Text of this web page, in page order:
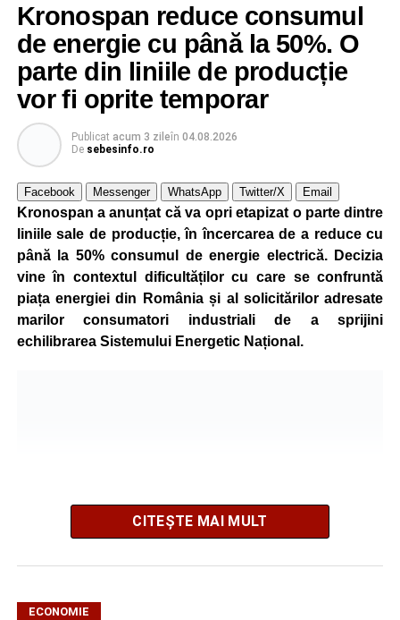
Kronospan reduce consumul
de energie cu până la 50%. O
parte din liniile de producție
vor fi oprite temporar
Publicat acum 3 zileîn 04.08.2026
De sebesinfo.ro
Facebook Messenger WhatsApp Twitter/X Email
Kronospan a anunțat că va opri etapizat o parte dintre
liniile sale de producție, în încercarea de a reduce cu
până la 50% consumul de energie electrică. Decizia
vine în contextul dificultăților cu care se confruntă
piața energiei din România și al solicitărilor adresate
marilor consumatori industriali de a sprijini
echilibrarea Sistemului Energetic Național.
CITEȘTE MAI MULT
ECONOMIE